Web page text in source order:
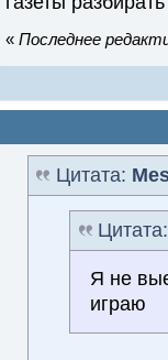
« Последнее
Цитата:
Я не
играю